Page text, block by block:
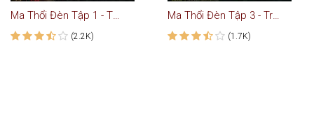
Ma Thổi Đèn Tập 1 - Thành Cổ Tinh Tuyệt
(2.2K)
Ma Thổi Đèn Tập 3 - Trùng Cốc Vân Nam
(1.7K)